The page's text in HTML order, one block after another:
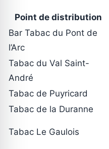
Point de distribution
Bar Tabac du Pont de
l’Arc
Tabac du Val Saint-
André
Tabac de Puyricard
Tabac de la Duranne
Tabac Le Gaulois